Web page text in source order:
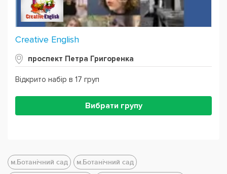
Creative English
проспект Петра Григоренка
Відкрито набір в 17 груп
Вибрати групу
м.Ботанічний сад
м.Ботанічний сад